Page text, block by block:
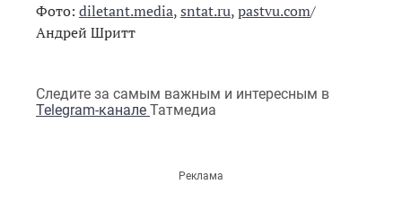
Фото: diletant.media,sntat.ru,pastvu.com/
Андрей Шритт
Следите за самым важным и интересным в
Telegram-канале Татмедиа
Реклама